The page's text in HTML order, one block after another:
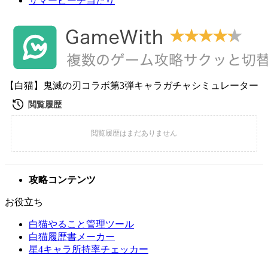
【白猫】鬼滅の刃コラボ第3弾キャラガチャシミュレーター
攻略コンテンツ
お役立ち
白猫やること管理ツール
白猫履歴書メーカー
星4キャラ所持率チェッカー